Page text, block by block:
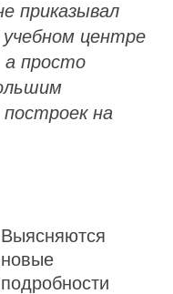
приказывал
центре
просто
на
Выясняются
новые
подробности